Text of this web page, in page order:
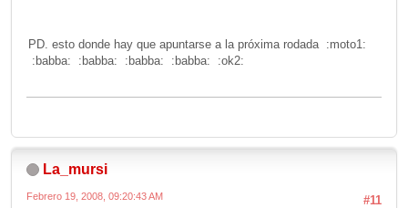
PD. esto donde hay que apuntarse a la próxima rodada :moto1:
:babba: :babba: :babba: :babba: :ok2:
La_mursi
#11
Febrero 19, 2008, 09:20:43 AM